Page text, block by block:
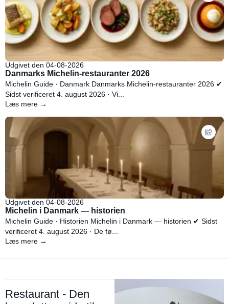
Udgivet den 04-08-2026
Danmarks Michelin-restauranter 2026
Michelin Guide · Danmark Danmarks Michelin-restauranter 2026 ✔
Sidst verificeret 4. august 2026 · Vi...
Læs mere →
Udgivet den 04-08-2026
Michelin i Danmark — historien
Michelin Guide · Historien Michelin i Danmark — historien ✔ Sidst
verificeret 4. august 2026 · De fø...
Læs mere →
Restaurant - Den